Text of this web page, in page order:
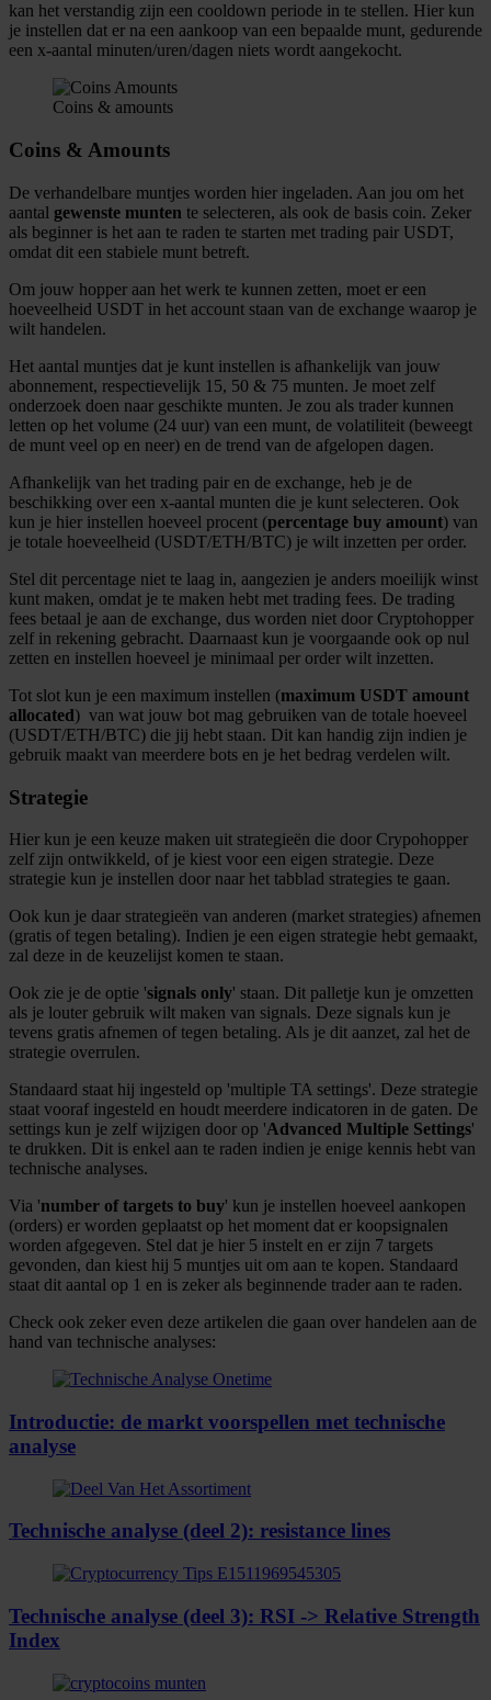
kan het verstandig zijn een cooldown periode in te stellen. Hier kun
je instellen dat er na een aankoop van een bepaalde munt, gedurende
een x-aantal minuten/uren/dagen niets wordt aangekocht.
Coins & amounts
Coins & Amounts
De verhandelbare muntjes worden hier ingeladen. Aan jou om het
aantal gewenste munten te selecteren, als ook de basis coin. Zeker
als beginner is het aan te raden te starten met trading pair USDT,
omdat dit een stabiele munt betreft.
Om jouw hopper aan het werk te kunnen zetten, moet er een
hoeveelheid USDT in het account staan van de exchange waarop je
wilt handelen.
Het aantal muntjes dat je kunt instellen is afhankelijk van jouw
abonnement, respectievelijk 15, 50 & 75 munten. Je moet zelf
onderzoek doen naar geschikte munten. Je zou als trader kunnen
letten op het volume (24 uur) van een munt, de volatiliteit (beweegt
de munt veel op en neer) en de trend van de afgelopen dagen.
Afhankelijk van het trading pair en de exchange, heb je de
beschikking over een x-aantal munten die je kunt selecteren. Ook
kun je hier instellen hoeveel procent (percentage buy amount) van
je totale hoeveelheid (USDT/ETH/BTC) je wilt inzetten per order.
Stel dit percentage niet te laag in, aangezien je anders moeilijk winst
kunt maken, omdat je te maken hebt met trading fees. De trading
fees betaal je aan de exchange, dus worden niet door Cryptohopper
zelf in rekening gebracht. Daarnaast kun je voorgaande ook op nul
zetten en instellen hoeveel je minimaal per order wilt inzetten.
Tot slot kun je een maximum instellen (maximum USDT amount
allocated) van wat jouw bot mag gebruiken van de totale hoeveel
(USDT/ETH/BTC) die jij hebt staan. Dit kan handig zijn indien je
gebruik maakt van meerdere bots en je het bedrag verdelen wilt.
Strategie
Hier kun je een keuze maken uit strategieën die door Crypohopper
zelf zijn ontwikkeld, of je kiest voor een eigen strategie. Deze
strategie kun je instellen door naar het tabblad strategies te gaan.
Ook kun je daar strategieën van anderen (market strategies) afnemen
(gratis of tegen betaling). Indien je een eigen strategie hebt gemaakt,
zal deze in de keuzelijst komen te staan.
Ook zie je de optie 'signals only' staan. Dit palletje kun je omzetten
als je louter gebruik wilt maken van signals. Deze signals kun je
tevens gratis afnemen of tegen betaling. Als je dit aanzet, zal het de
strategie overrulen.
Standaard staat hij ingesteld op 'multiple TA settings'. Deze strategie
staat vooraf ingesteld en houdt meerdere indicatoren in de gaten. De
settings kun je zelf wijzigen door op 'Advanced Multiple Settings'
te drukken. Dit is enkel aan te raden indien je enige kennis hebt van
technische analyses.
Via 'number of targets to buy' kun je instellen hoeveel aankopen
(orders) er worden geplaatst op het moment dat er koopsignalen
worden afgegeven. Stel dat je hier 5 instelt en er zijn 7 targets
gevonden, dan kiest hij 5 muntjes uit om aan te kopen. Standaard
staat dit aantal op 1 en is zeker als beginnende trader aan te raden.
Check ook zeker even deze artikelen die gaan over handelen aan de
hand van technische analyses:
Introductie: de markt voorspellen met technische
analyse
Technische analyse (deel 2): resistance lines
Technische analyse (deel 3): RSI -> Relative Strength
Index